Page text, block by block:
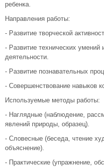
ребенка.
Направления работы:
- Развитие творческой
- Развитие технических умений
деятельности.
- Развитие познавательных
- Совершенствование навыков
Используемые методы работы:
- Наглядные (наблюдение,
явлений природы, образец).
- Словесные (беседа, чтение
объяснение).
- Практические (упражнение,